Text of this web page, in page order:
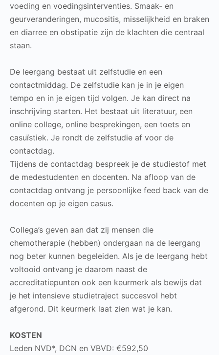
voeding en voedingsinterventies. Smaak- en
geurveranderingen, mucositis, misselijkheid en braken
en diarree en obstipatie zijn de klachten die centraal
staan.
De leergang bestaat uit zelfstudie en een
contactmiddag. De zelfstudie kan je in je eigen
tempo en in je eigen tijd volgen. Je kan direct na
inschrijving starten. Het bestaat uit literatuur, een
online college, online besprekingen, een toets en
casuïstiek. Je rondt de zelfstudie af voor de
contactdag.
Tijdens de contactdag bespreek je de studiestof met
de medestudenten en docenten. Na afloop van de
contactdag ontvang je persoonlijke feed back van de
docenten op je eigen casus.
Collega’s geven aan dat zij mensen die
chemotherapie (hebben) ondergaan na de leergang
nog beter kunnen begeleiden. Als je de leergang hebt
voltooid ontvang je daarom naast de
accreditatiepunten ook een keurmerk als bewijs dat
je het intensieve studietraject succesvol hebt
afgerond. Dit keurmerk laat zien wat je kan.
KOSTEN
Leden NVD*, DCN en VBVD: €592,50